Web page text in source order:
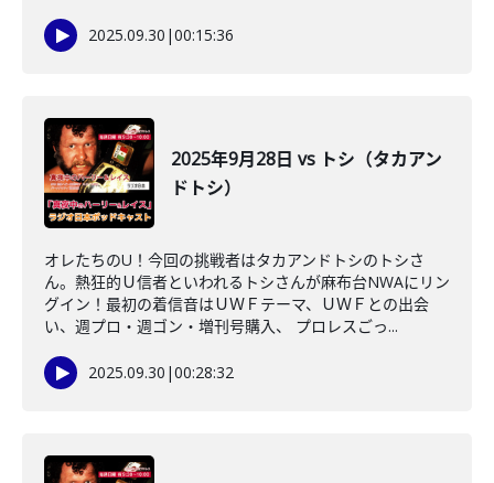
2025.09.30 |00:15:36
2025年9月28日 vs トシ（タカアン
ドトシ）
オレたちのU！今回の挑戦者はタカアンドトシのトシさ
ん。熱狂的Ｕ信者といわれるトシさんが麻布台NWAにリン
グイン！最初の着信音はＵＷＦテーマ、ＵＷＦとの出会
い、週プロ・週ゴン・増刊号購入、 プロレスごっ...
2025.09.30 |00:28:32